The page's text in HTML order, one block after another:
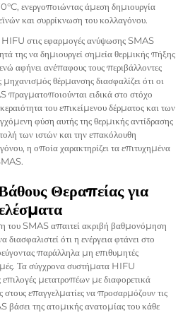
ενεργοποιώντας άμεση δημιουργία
και συρρίκνωση του κολλαγόνου.
HIFU στις εφαρμογές ανύψωσης SMAS
της να δημιουργεί σημεία θερμικής πήξης
αφήνει ανέπαφους τους περιβάλλοντες
μηχανισμός θέρμανσης διασφαλίζει ότι οι
πραγματοποιούνται ειδικά στο στόχο
του επικείμενου δέρματος και των
φύση αυτής της θερμικής αντίδρασης
των ιστών και την επακόλουθη
η οποία χαρακτηρίζει τα επιτυχημένα
Θεραπείας για
του SMAS απαιτεί ακριβή βαθμονόμηση
ότι η ενέργεια φτάνει στο
παράλληλα μη επιθυμητές
Τα σύγχρονα συστήματα HIFU
μετατροπέων με διαφορετικά
στους επαγγελματίες να προσαρμόζουν τις
βάσει της ατομικής ανατομίας του κάθε